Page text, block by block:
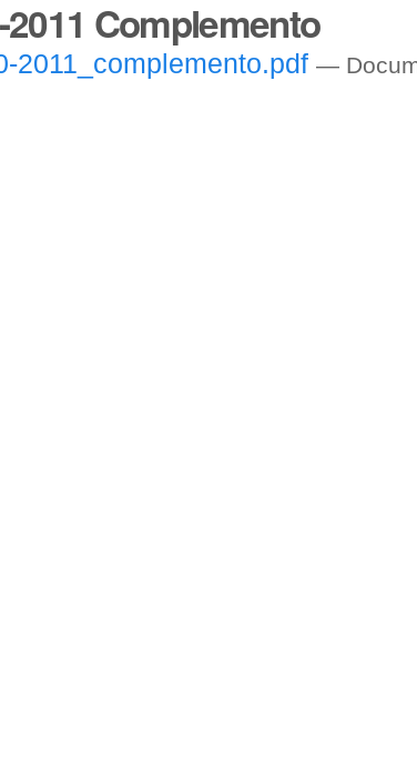
2011 Complemento
2011_complemento.pdf—